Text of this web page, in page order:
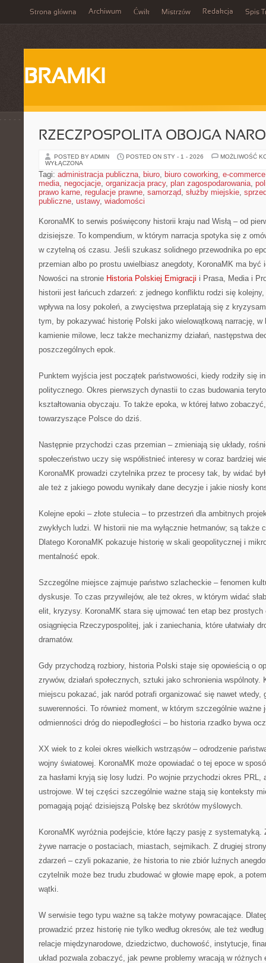
Strona główna Archiwum Ćwik Mistrzów Redakcja Spis
BRAMKI
RZECZPOSPOLITA OBOJGA
POSTED BY ADMIN POSTED ON STY - 1 - 2026
MOŻLIWOŚĆ
WYŁĄCZONA
Tagi: administracja publiczna, biuro, biuro coworking, e-commerce
media, negocjacje, organizacja pracy, plan zagospodarowania,
prawo karne, regulacje prawne, samorząd, służby miejskie,
publiczne, ustawy, wiadomości
KoronaMK to serwis poświęcony historii kraju nad Wisłą – od
dzisiejsze. To kompendium, w którym narracja spotyka się z
w czytelną oś czasu. Jeśli szukasz solidnego przewodnika po
przemian albo po prostu uwielbiasz anegdoty, KoronaMK ma być
Nowości na stronie Historia Polskiej Emigracji i Prasa, Media i
historii jest łańcuch zdarzeń: z jednego konfliktu rodzi się
wpływa na losy pokoleń, a zwycięstwa przeplatają się z
tym, by pokazywać historię Polski jako wielowątkową narrację,
kamienie milowe, lecz także mechanizmy działań, następstwa
poszczególnych epok.
Punktem wyjścia jest początek państwowości, kiedy rodziły się
politycznego. Okres pierwszych dynastii to czas budowania
kształtowania obyczaju. To także epoka, w której łatwo
towarzyszące Polsce do dziś.
Następnie przychodzi czas przemian – zmieniają się układy,
społeczeństwo uczy się współistnieć interesy w coraz bardziej
KoronaMK prowadzi czytelnika przez te procesy tak, by widać
ale też z jakiego powodu wynikały dane decyzje i jakie niosły
Kolejne epoki – złote stulecia – to przestrzeń dla ambitnych
zwykłych ludzi. W historii nie ma wyłącznie hetmanów; są także
Dlatego KoronaMK pokazuje historię w skali geopolitycznej i
mentalność epok.
Szczególne miejsce zajmuje państwo szlacheckie – fenomen
dyskusje. To czas przywilejów, ale też okres, w którym widać
elit, kryzysy. KoronaMK stara się ujmować ten etap bez
osiągnięcia Rzeczypospolitej, jak i zaniechania, które ułatwiały
dramatów.
Gdy przychodzą rozbiory, historia Polski staje się opowieścią o
zrywów, działań społecznych, sztuki jako schronienia wspólnoty.
miejscu pokazać, jak naród potrafi organizować się nawet wtedy,
suwerenności. To również moment, w którym szczególnie ważne
odmienności dróg do niepodległości – bo historia rzadko bywa
XX wiek to z kolei okres wielkich wstrząsów – odrodzenie
wojny światowej. KoronaMK może opowiadać o tej epoce w
za hasłami kryją się losy ludzi. Po wojnie przychodzi okres PRL,
ustrojowe. W tej części szczególnie ważne stają się konteksty
pomagają pojąć dzisiejszą Polskę bez skrótów myślowych.
KoronaMK wyróżnia podejście, które łączy pasję z
żywe narracje o postaciach, miastach, sejmikach. Z drugiej
zdarzeń – czyli pokazanie, że historia to nie zbiór luźnych
czytelnik może bez trudu zbudować w głowie mapę epok, a
wątki.
W serwisie tego typu ważne są także motywy powracające.
prowadzić przez historię nie tylko według okresów, ale też
relacje międzynarodowe, dziedzictwo, duchowość, instytucje,
układ pozwala zobaczyć, jak pewne problemy wracają w